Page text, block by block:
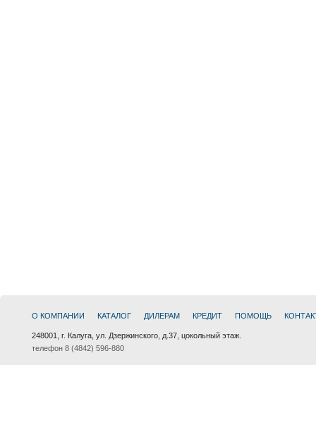
О КОМПАНИИ КАТАЛОГ ДИЛЕРАМ КРЕДИТ ПОМОЩЬ
248001, г. Калуга, ул. Дзержинского, д.37, цокольный этаж.
телефон 8 (4842) 596-880